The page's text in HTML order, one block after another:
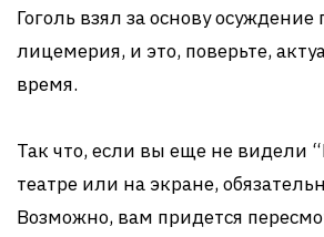
Гоголь взял за основу осуждение
лицемерия, и это, поверьте,
время.
Так что, если вы еще не видели
театре или на экране,
Возможно, вам придется